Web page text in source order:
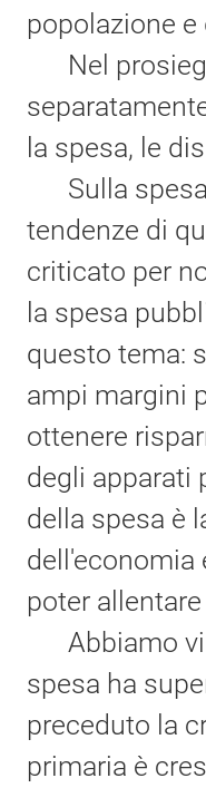
popolazione
Nel
la spesa, le
Sulla spesa
tendenze di
criticato per
la spesa
questo tema:
ampi margini
ottenere
degli apparati
della spesa è
dell'economia
poter
Abbiamo
spesa ha
preceduto la
primaria è